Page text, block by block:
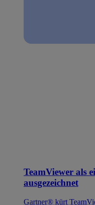
TeamViewer als
ausgezeichnet
Gartner® kürt